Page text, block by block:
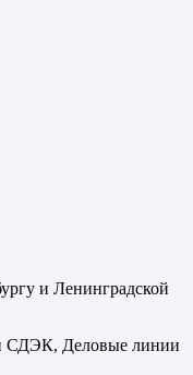
и Ленинградской
СДЭК, Деловые линии